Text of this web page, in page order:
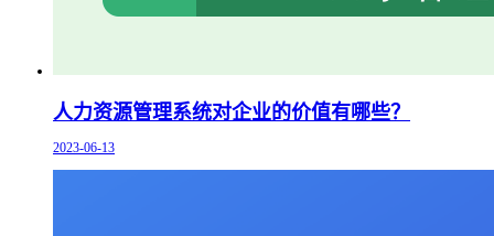
人力资源管理系统对企业的价值有哪些？
2023-06-13